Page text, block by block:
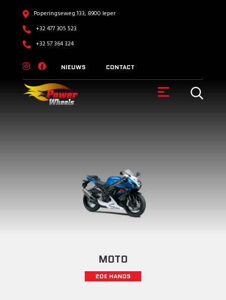
Poperingseweg 133, 8900 Ieper
+32 477 305 523
+32 57 364 324
NIEUWS CONTACT
MOTO
2DE HANDS